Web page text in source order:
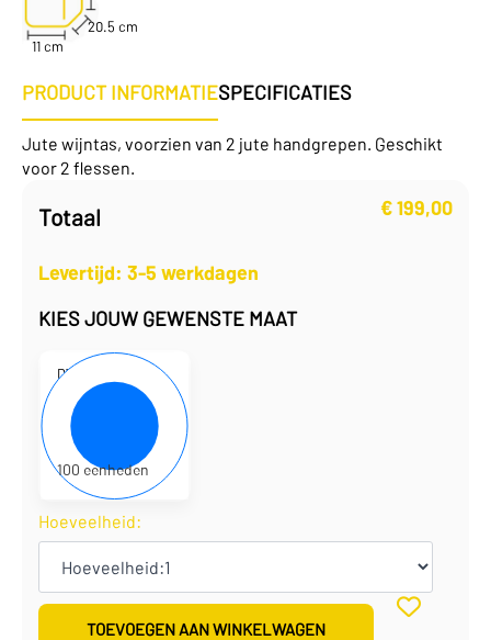
20.5 cm
11 cm
PRODUCT INFORMATIESPECIFICATIES
Jute wijntas, voorzien van 2 jute handgrepen. Geschikt
voor 2 flessen.
Totaal €199,00
Levertijd: 3-5 werkdagen
KIES JOUW GEWENSTE MAAT
D700130
20,5 x 11 x 35,5 cm
1,99 per eenheid
199,00 per doos
100 eenheden
Hoeveelheid:
TOEVOEGEN AAN WINKELWAGEN